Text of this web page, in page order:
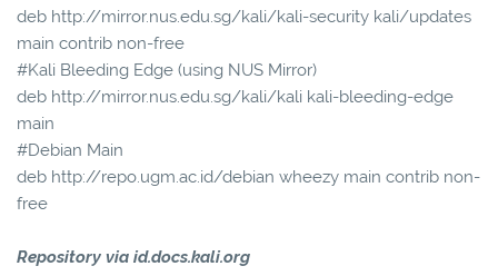
deb http://mirror.nus.edu.sg/kali/kali-security kali/updates
main contrib non-free
#Kali Bleeding Edge (using NUS Mirror)
deb http://mirror.nus.edu.sg/kali/kali kali-bleeding-edge
main
#Debian Main
deb http://repo.ugm.ac.id/debian wheezy main contrib non-
free
Repository via id.docs.kali.org